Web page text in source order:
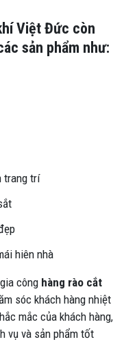
Việt Đức còn
sản phẩm như:
trang trí
hiên nhà
công hàng rào cắt
sóc khách hàng nhiệt
mắc của khách hàng,
vụ và sản phẩm tốt